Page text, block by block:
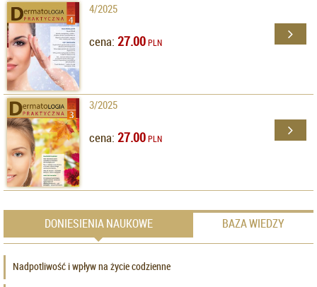
4/2025
cena: 27.00PLN
3/2025
cena: 27.00PLN
DONIESIENIA NAUKOWE BAZA WIEDZY
Nadpotliwość i wpływ na życie codzienne